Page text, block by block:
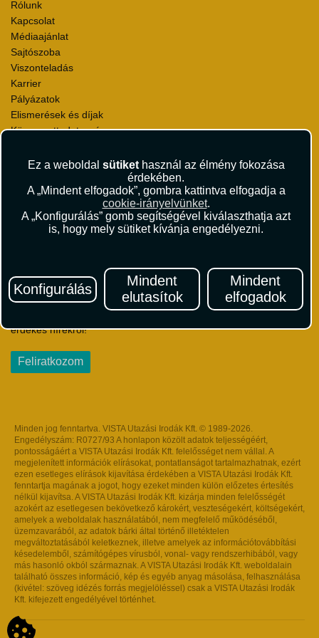
Ez a weboldal sütikethasznál az élmény fokozása
érdekében.
A „Mindent elfogadok”, gombra kattintva elfogadja a
cookie-irányelvünket.
A „Konfigurálás” gomb segítségével kiválaszthatja azt
is, hogy mely sütiket kívánja engedélyezni.
Konfigurálás
Mindent
elutasítok
Mindent
elfogadok
Rólunk
Kapcsolat
Médiaajánlat
Sajtószoba
Viszonteladás
Karrier
Pályázatok
Elismerések és díjak
Környezettudatosság
Utazási Csomag Szerződési Feltételek
Útlemondás-biztosítás Szerződési Feltételek
Utasbiztosítás Szerződési Feltételek
Repülőjegy Szerződési Feltételek
Adatvédelem
Iratkozzon fel Magyarország egyik legszínesebb utazási
érdekes hírekről!
Feliratkozom
Minden jog fenntartva. VISTA Utazási Irodák Kft. © 1989-2026.
Engedélyszám: R0727/93 A honlapon közölt adatok teljességéért,
pontosságáért a VISTA Utazási Irodák Kft. felelősséget nem vállal. A
megjelenített információk elírásokat, pontatlanságot tartalmazhatnak, ezért
ezen esetleges elírások kijavítása érdekében a VISTA Utazási Irodák Kft.
fenntartja magának a jogot, hogy ezeket minden külön előzetes értesítés
nélkül kijavítsa. A VISTA Utazási Irodák Kft. kizárja minden felelősségét
azokért az esetlegesen bekövetkező károkért, veszteségekért, költségekért,
amelyek a weboldalak használatából, nem megfelelő működéséből,
üzemzavarából, az adatok bárki által történő illetéktelen
megváltoztatásából keletkeznek, illetve amelyek az információtovábbítási
késedelemből, számítógépes vírusból, vonal- vagy rendszerhibából, vagy
más hasonló okból származnak. A VISTA Utazási Irodák Kft. weboldalain
található összes információ, kép és egyéb anyag másolása, felhasználása
(kivétel: szöveg idézés forrás megjelöléssel) csak a VISTA Utazási Irodák
Kft. kifejezett engedélyével történhet.